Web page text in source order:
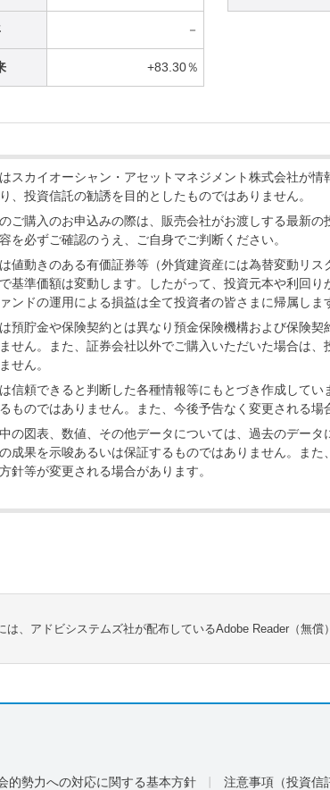
－
+83.30％
スカイオーシャン・アセットマネジメント株式会社が情
、投資信託の勧誘を目的としたものではありません。
ご購入のお申込みの際は、販売会社がお渡しする最新の
を必ずご確認のうえ、ご自身でご判断ください。
値動きのある有価証券等（外貨建資産には為替変動リス
基準価額は変動します。したがって、投資元本や利回り
ンドの運用による損益は全て投資者の皆さまに帰属しま
預貯金や保険契約とは異なり預金保険機構および保険契
せん。また、証券会社以外でご購入いただいた場合は、
せん。
信頼できると判断した各種情報等にもとづき作成してい
ものではありません。また、今後予告なく変更される場
の図表、数値、その他データについては、過去のデータ
成果を示唆あるいは保証するものではありません。また
針等が変更される場合があります。
は、アドビシステムズ社が配布しているAdobe Reader（無償
的勢力への対応に関する基本方針 注意事項（投資信